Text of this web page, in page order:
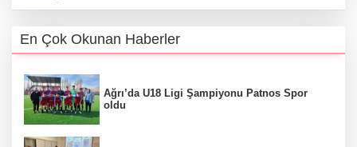
En Çok Okunan Haberler
Ağrı’da U18 Ligi Şampiyonu Patnos Spor
oldu